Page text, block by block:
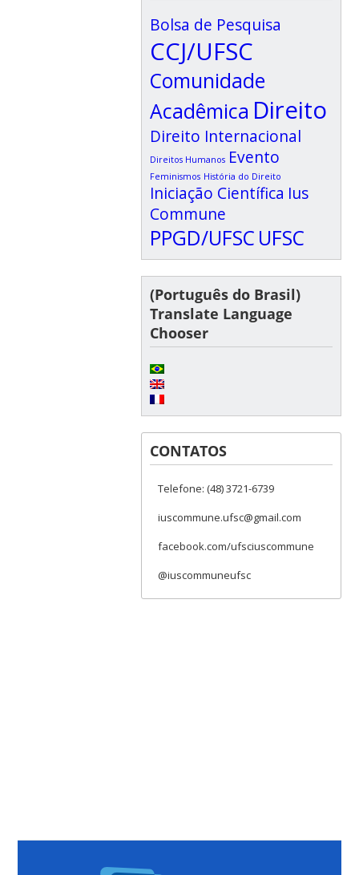
Bolsa de Pesquisa
CCJ/UFSC
Comunidade
Acadêmica Direito
Direito Internacional
Direitos Humanos Evento
Feminismos História do Direito
Iniciação Científica Ius
Commune
PPGD/UFSC UFSC
(Português do Brasil)
Translate Language
Chooser
CONTATOS
Telefone: (48) 3721-6739
iuscommune.ufsc@gmail.com
facebook.com/ufsciuscommune
@iuscommuneufsc